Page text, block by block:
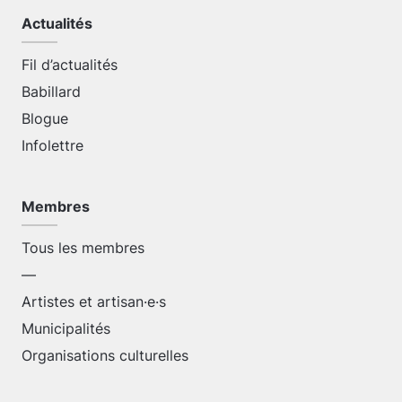
Actualités
Fil d’actualités
Babillard
Blogue
Infolettre
Membres
Tous les membres
—
Artistes et artisan·e·s
Municipalités
Organisations culturelles